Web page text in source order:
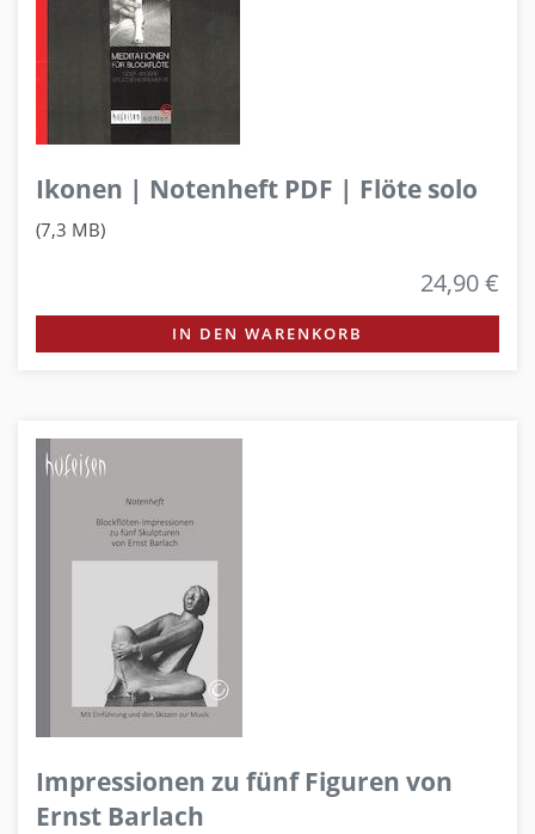
Ikonen | Notenheft PDF | Flöte solo
(7,3 MB)
24,90 €
IN DEN WARENKORB
Impressionen zu fünf Figuren von
Ernst Barlach